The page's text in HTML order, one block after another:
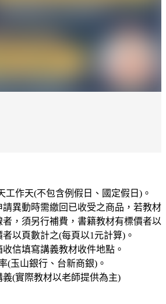
工作天(不包含例假日、國定假日 ) 。
異動時需繳回已收受之商品，若教材
，須另行補費，書籍教材有標價者以
以頁數計之(每頁以1 元計算) 。
信填寫講義教材收件地點。
(玉山銀行、台新商銀) 。
義(實際教材以老師提供為主)